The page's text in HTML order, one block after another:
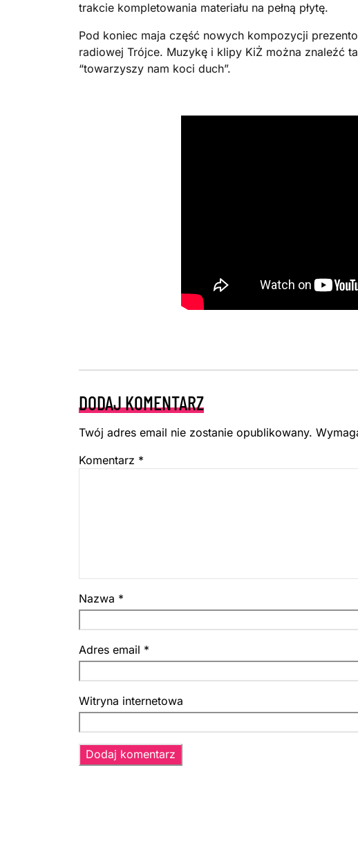
trakcie kompletowania materiału na pełną płytę.
Pod koniec maja część nowych kompozycji
radiowej Trójce. Muzykę i klipy KiŻ można znaleźć
“towarzyszy nam koci duch”.
DODAJ KOMENTARZ
Twój adres email nie zostanie opublikowany.
Komentarz *
Nazwa *
Adres email *
Witryna internetowa